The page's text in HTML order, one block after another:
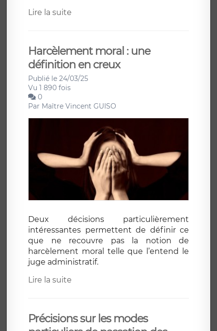
Lire la suite
Harcèlement moral : une
définition en creux
Publié le 24/03/25
Vu 1 890 fois
0
Par Maître Vincent GUISO
Deux décisions particulièrement
intéressantes permettent de définir ce
que ne recouvre pas la notion de
harcèlement moral telle que l’entend le
juge administratif.
Lire la suite
Précisions sur les modes